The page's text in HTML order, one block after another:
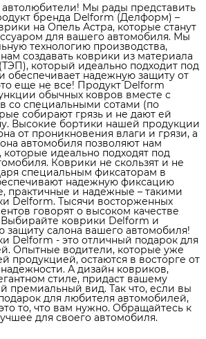
автолюбители! Мы рады представить
бренда Delform (Делформ) –
на Опель Астра, которые станут
для вашего автомобиля. Мы
технологию производства,
создавать коврики из материала
который идеально подходит под
обеспечивает надежную защиту от
еще не все! Продукт Delform
обычных ковров вместе с
со специальными сотами (по
собирают грязь и не дают ей
Высокие бортики нашей продукции
от проникновения влаги и грязи, а
автомобиля позволяют нам
которые идеально подходят под
Коврики не скользят и не
специальным фиксаторам в
надежную фиксацию
практичные и надежные – такими
Delform. Тысячи восторженных
говорят о высоком качестве
коврики Delform и
защиту салона вашего автомобиля!
Delform - это отличный подарок для
Опытные водители, которые уже
продукцией, остаются в восторге от
А дизайн ковриков,
стиле, придаст вашему
премиальный вид. Так что, если вы
для любителя автомобилей,
то, что вам нужно. Обращайтесь к
для своего автомобиля.